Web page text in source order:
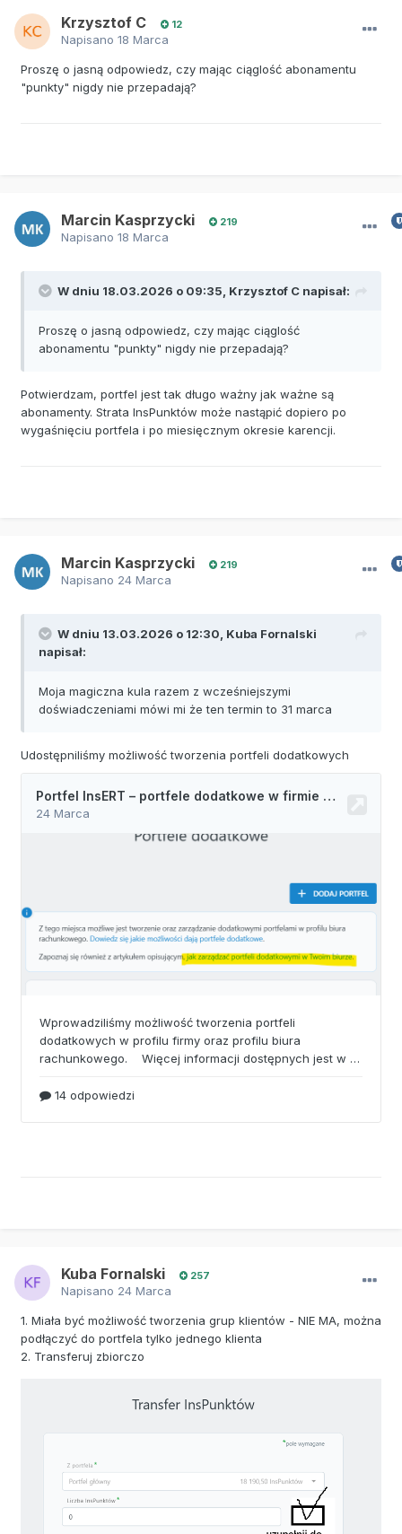
Krzysztof C 12
Napisano 18 Marca
Proszę o jasną odpowiedz, czy mając ciąglość abonamentu
"punkty" nigdy nie przepadają?
Marcin Kasprzycki 219
Napisano 18 Marca
W dniu 18.03.2026 o 09:35, Krzysztof C napisał:
Proszę o jasną odpowiedz, czy mając ciąglość
abonamentu "punkty" nigdy nie przepadają?
Potwierdzam, portfel jest tak długo ważny jak ważne są
abonamenty. Strata InsPunktów może nastąpić dopiero po
wygaśnięciu portfela i po miesięcznym okresie karencji.
Marcin Kasprzycki 219
Napisano 24 Marca
W dniu 13.03.2026 o 12:30, Kuba Fornalski
napisał:
Moja magiczna kula razem z wcześniejszymi
doświadczeniami mówi mi że ten termin to 31 marca
Udostępniliśmy możliwość tworzenia portfeli dodatkowych
Kuba Fornalski 257
Napisano 24 Marca
1. Miała być możliwość tworzenia grup klientów - NIE MA, można
podłączyć do portfela tylko jednego klienta
2. Transferuj zbiorczo